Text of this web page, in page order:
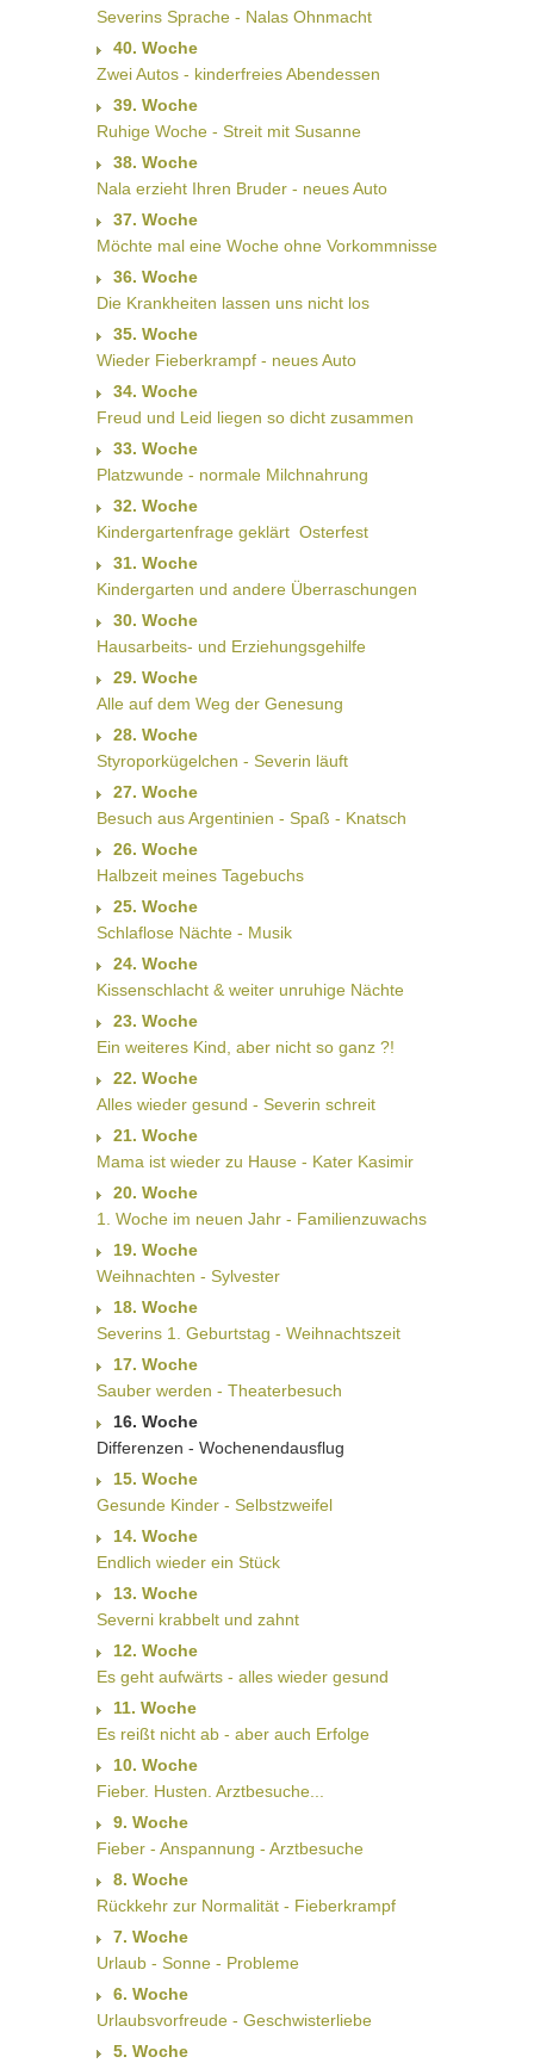
Severins Sprache - Nalas Ohnmacht
40. Woche
Zwei Autos - kinderfreies Abendessen
39. Woche
Ruhige Woche - Streit mit Susanne
38. Woche
Nala erzieht Ihren Bruder - neues Auto
37. Woche
Möchte mal eine Woche ohne Vorkommnisse
36. Woche
Die Krankheiten lassen uns nicht los
35. Woche
Wieder Fieberkrampf - neues Auto
34. Woche
Freud und Leid liegen so dicht zusammen
33. Woche
Platzwunde - normale Milchnahrung
32. Woche
Kindergartenfrage geklärt  Osterfest
31. Woche
Kindergarten und andere Überraschungen
30. Woche
Hausarbeits- und Erziehungsgehilfe
29. Woche
Alle auf dem Weg der Genesung
28. Woche
Styroporkügelchen - Severin läuft
27. Woche
Besuch aus Argentinien - Spaß - Knatsch
26. Woche
Halbzeit meines Tagebuchs
25. Woche
Schlaflose Nächte - Musik
24. Woche
Kissenschlacht & weiter unruhige Nächte
23. Woche
Ein weiteres Kind, aber nicht so ganz ?!
22. Woche
Alles wieder gesund - Severin schreit
21. Woche
Mama ist wieder zu Hause - Kater Kasimir
20. Woche
1. Woche im neuen Jahr - Familienzuwachs
19. Woche
Weihnachten - Sylvester
18. Woche
Severins 1. Geburtstag - Weihnachtszeit
17. Woche
Sauber werden - Theaterbesuch
16. Woche
Differenzen - Wochenendausflug
15. Woche
Gesunde Kinder - Selbstzweifel
14. Woche
Endlich wieder ein Stück
13. Woche
Severni krabbelt und zahnt
12. Woche
Es geht aufwärts - alles wieder gesund
11. Woche
Es reißt nicht ab - aber auch Erfolge
10. Woche
Fieber. Husten. Arztbesuche...
9. Woche
Fieber - Anspannung - Arztbesuche
8. Woche
Rückkehr zur Normalität - Fieberkrampf
7. Woche
Urlaub - Sonne - Probleme
6. Woche
Urlaubsvorfreude - Geschwisterliebe
5. Woche